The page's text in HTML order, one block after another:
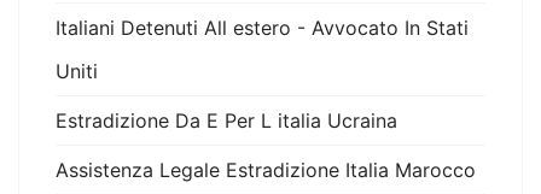
Italiani Detenuti All estero - Avvocato In Stati
Uniti
Estradizione Da E Per L italia Ucraina
Assistenza Legale Estradizione Italia Marocco